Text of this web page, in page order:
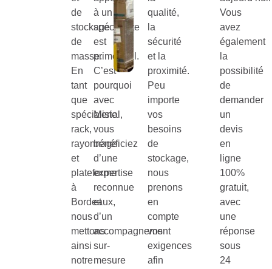
de
stockage
de
masse.
En
tant
que
spécialiste
rack,
rayonnage
et
plateforme
à
Bordeaux,
nous
mettons
ainsi
notre
à un
spécialiste
est
primordial.
C’est
pourquoi
avec
Merial,
vous
bénéficiez
d’une
expertise
reconnue
et
d’un
accompagnement
sur-
mesure
qualité,
la
sécurité
et la
proximité.
Peu
importe
vos
besoins
de
stockage,
nous
prenons
en
compte
vos
exigences
afin
Vous
avez
également
la
possibilité
de
demander
un
devis
en
ligne
100%
gratuit,
avec
une
réponse
sous
24